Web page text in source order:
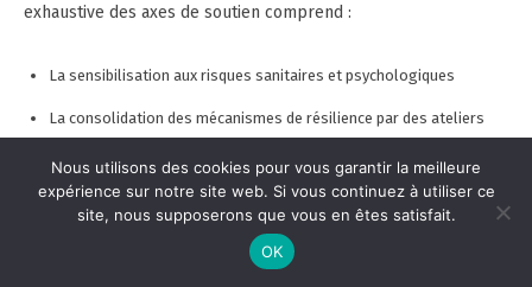
exhaustive des axes de soutien comprend :
La sensibilisation aux risques sanitaires et psychologiques
La consolidation des mécanismes de résilience par des ateliers
L’accès facilité à des soins spécialisés
Le développement d’espaces de dialogue et de soutien
Nous utilisons des cookies pour vous garantir la meilleure
expérience sur notre site web. Si vous continuez à utiliser ce
site, nous supposerons que vous en êtes satisfait.
OK